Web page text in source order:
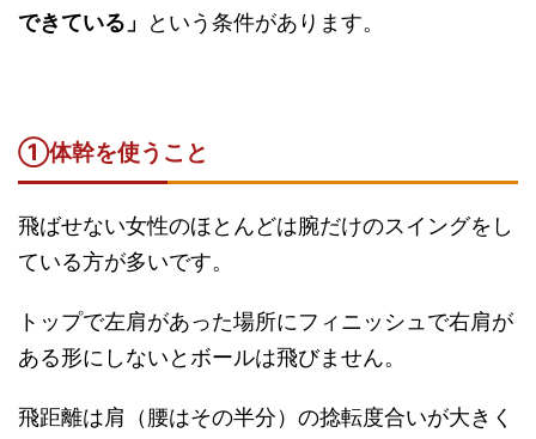
できている」
という条件があります。
①体幹を使うこと
飛ばせない女性のほとんどは腕だけのスイングをし
ている方が多いです。
トップで左肩があった場所にフィニッシュで右肩が
ある形にしないとボールは飛びません。
飛距離は肩（腰はその半分）の捻転度合いが大きく